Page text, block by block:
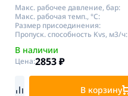
Макс. рабочее давление, бар:
Макс. рабочая темп., °С:
Размер присоединения:
Пропуск. способность Kvs, м3/ч:
В наличии
Цена:2853₽
В корзину